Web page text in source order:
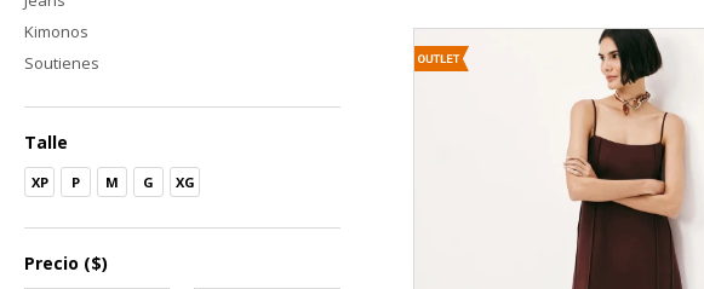
Kimonos
Soutienes
Talle
XP P M G XG
Precio ($)